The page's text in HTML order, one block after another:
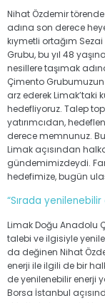
Nihat Özdemir
adına son derece
kıymetli ortağım
Grubu, bu yıl 48
nesillere taşımak
Çimento
arz ederek
hedefliyoruz. Talep
yatırımcıdan,
derece memnunuz.
Limak açısından
gündemimizdeydi.
hedefimize, bugün
“Sırada
Limak Doğu Anadolu
talebi ve ilgisiyle
da değinen Nihat
enerji ile ilgili de bir
de yenilenebilir enerji
Borsa İstanbul